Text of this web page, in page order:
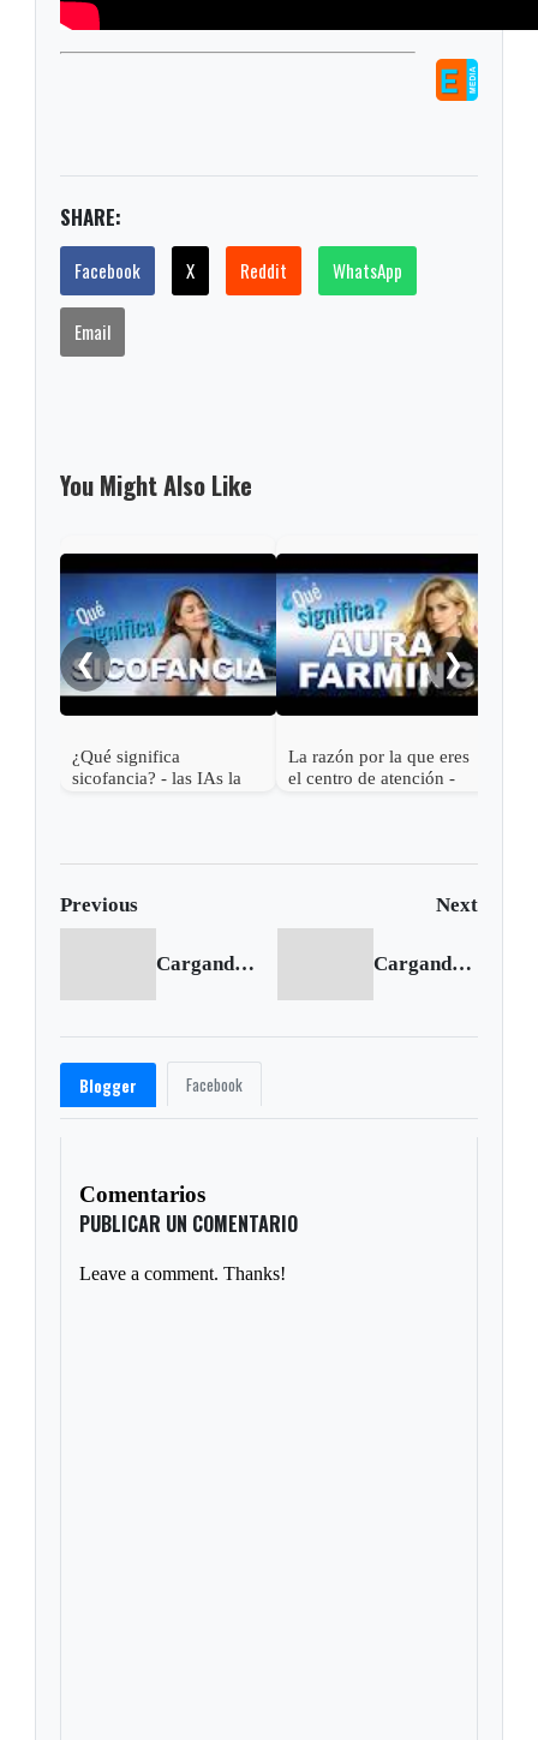
SHARE:
Facebook X Reddit WhatsApp
Email
You Might Also Like
❮
¿Qué significa
sicofancia? - las IAs la
La razón por la que eres
el centro de atención -
❯
Previous Next
Cargando anterior... Cargando siguiente...
Blogger Facebook
Comentarios
PUBLICAR UN COMENTARIO
Leave a comment. Thanks!